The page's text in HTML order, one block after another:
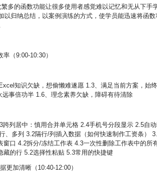
多的函数功能让很多使用者感觉难以记忆和无从下手
以归纳总结，以案例演练的方式，使学员能迅速将函
（9:00-10:30）
知识欠缺，想偷懒难遂愿 1.3、满足当前方案，始
事倍功半 1.6、理念素养欠缺，障碍有待清除
列居中：慎用合并单元格 2.4手机号分段显示 2.5自
、多列 3.2隔行/列插入数据（如何快速制作工资条）
口 4.2拆分/冻结工作表 4.3一次性删除工作表中的所
的行 5.2选择性粘贴 5.3常用的快捷键
更加清晰（10:40-12:00）